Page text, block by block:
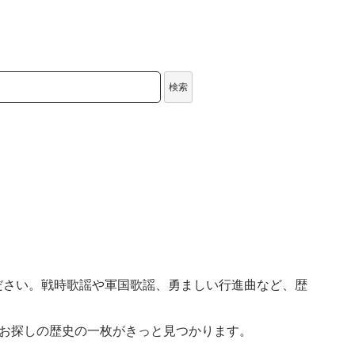
検索
い。戦時歌謡や軍国歌謡、勇ましい行進曲など、歴
しの歴史の一枚がきっと見つかります。